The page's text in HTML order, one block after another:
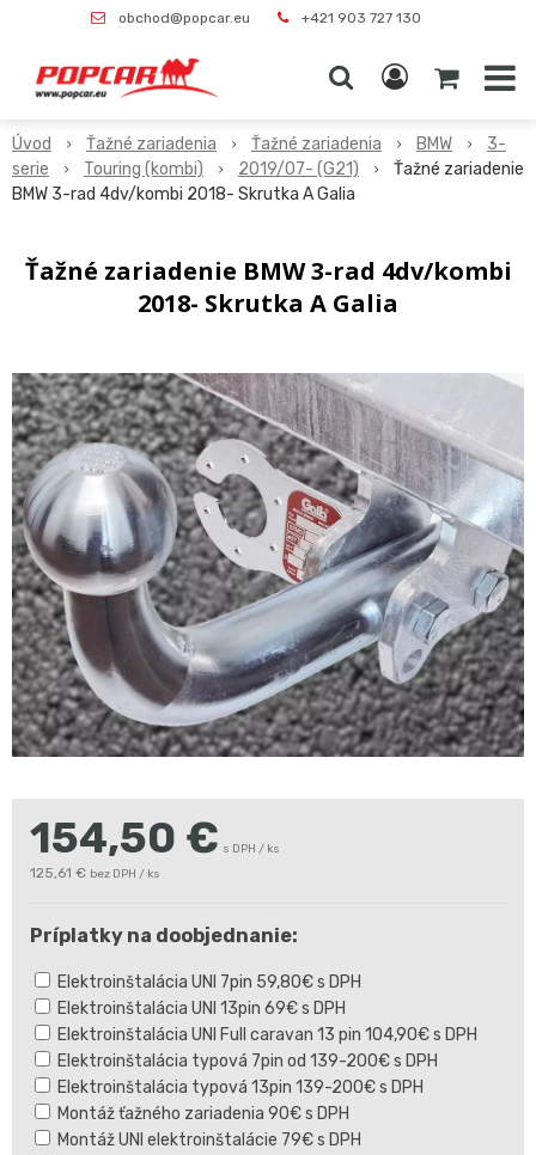
obchod@popcar.eu +421 903 727 130
Úvod Ťažné zariadenia Ťažné zariadenia BMW
3-
serie
Touring (kombi) 2019/07- (G21)
Ťažné zariadenie
BMW 3-rad 4dv/kombi 2018- Skrutka A Galia
Ťažné zariadenie BMW 3-rad 4dv/kombi
2018- Skrutka A Galia
154,50 € s DPH / ks
125,61 € bez DPH / ks
Príplatky na doobjednanie:
Elektroinštalácia UNI 7pin 59,80€ s DPH
Elektroinštalácia UNI 13pin 69€ s DPH
Elektroinštalácia UNI Full caravan 13 pin 104,90€ s DPH
Elektroinštalácia typová 7pin od 139-200€ s DPH
Elektroinštalácia typová 13pin 139-200€ s DPH
Montáž ťažného zariadenia 90€ s DPH
Montáž UNI elektroinštalácie 79€ s DPH